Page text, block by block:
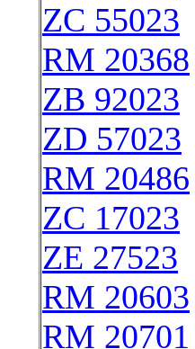
ZC 55023
RM 20368
ZB 92023
ZD 57023
RM 20486
ZC 17023
ZE 27523
RM 20603
RM 20701